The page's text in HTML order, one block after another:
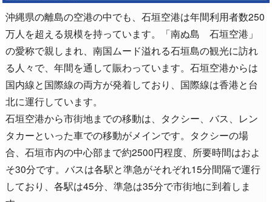
沖縄県の離島の空港の中でも、石垣空港は年間利用者数250
万人を超える規模を持っています。「南ぬ島 石垣空港」
の愛称で親しまれ、南国ムード溢れる石垣島の観光に訪れ
る人々で、年間を通して賑わっています。石垣空港からは
国内線と国際線の両方が発着しており、国際線は香港と台
北に運行しています。
石垣空港から市街地までの移動は、タクシー、バス、レン
タカーといった車での移動がメインです。タクシーの場
合、石垣市内の中心部まで約2500円程度、所要時間はおよ
そ30分です。バスは各駅と準急がそれぞれ15分間隔で運行
しており、各駅は45分、準急は35分で市街地に到着しま